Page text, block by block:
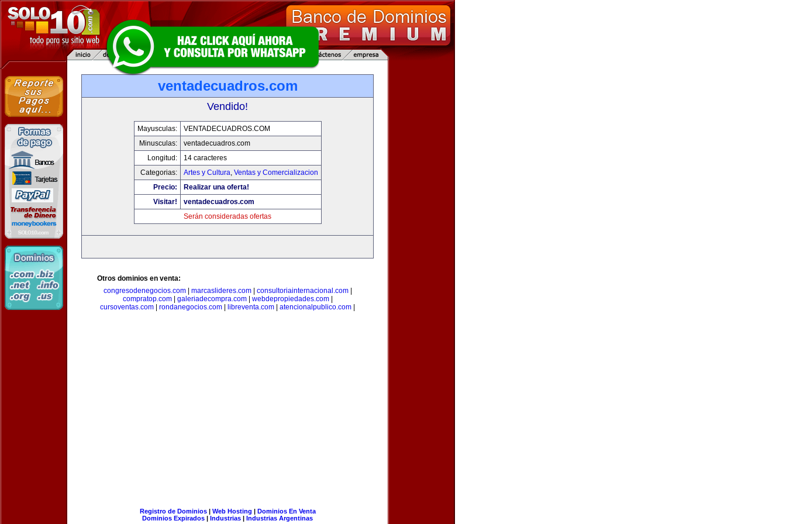
ventadecuadros.com
Vendido!
Mayusculas:
VENTADECUADROS.COM
Minusculas:
ventadecuadros.com
Longitud:
14 caracteres
Categorias:
Artes y Cultura, Ventas y Comercializacion
Precio:
Realizar una oferta!
Visitar!
ventadecuadros.com
Serán consideradas ofertas
Otros dominios en venta:
congresodenegocios.com| marcaslideres.com| consultoriainternacional.com|
compratop.com| galeriadecompra.com| webdepropiedades.com|
cursoventas.com
rondanegocios.com libreventa.com atencionalpublico.com
Registro de Dominios| Web Hosting | Dominios En Venta
Dominios Expirados | Industrias | Industrias Argentinas